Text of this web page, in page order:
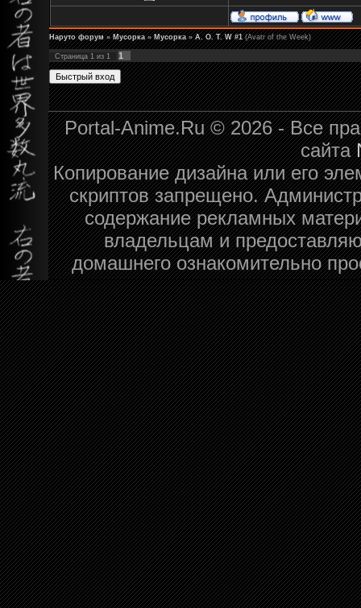
Наруто форум » Мусорка » Мусорка » A. O. T. W #1 (Avatr of the Week)
Страница 1 из 1 1
Portal-Anime.Ru © 2026 - Все
сайта
Копирование дизайна или его
скриптов запрещено.
содержание рекламных
владельцам и
домашнего ознакомительно